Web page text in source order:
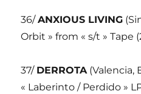
36/ANXIOUS LIVING
Orbit » from « s/t » Tape
37/ DERROTA(Valencia,
« Laberinto / Perdido »